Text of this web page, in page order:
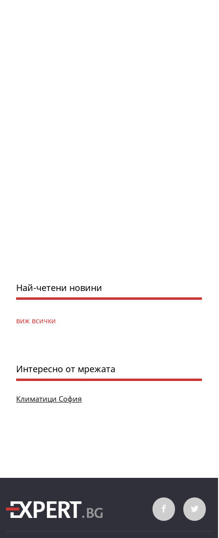
Най-четени новини
виж всички
Интересно от мрежата
Климатици София